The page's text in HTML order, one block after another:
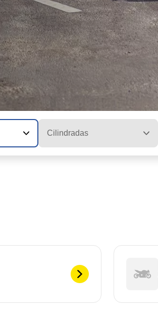
Cilindradas